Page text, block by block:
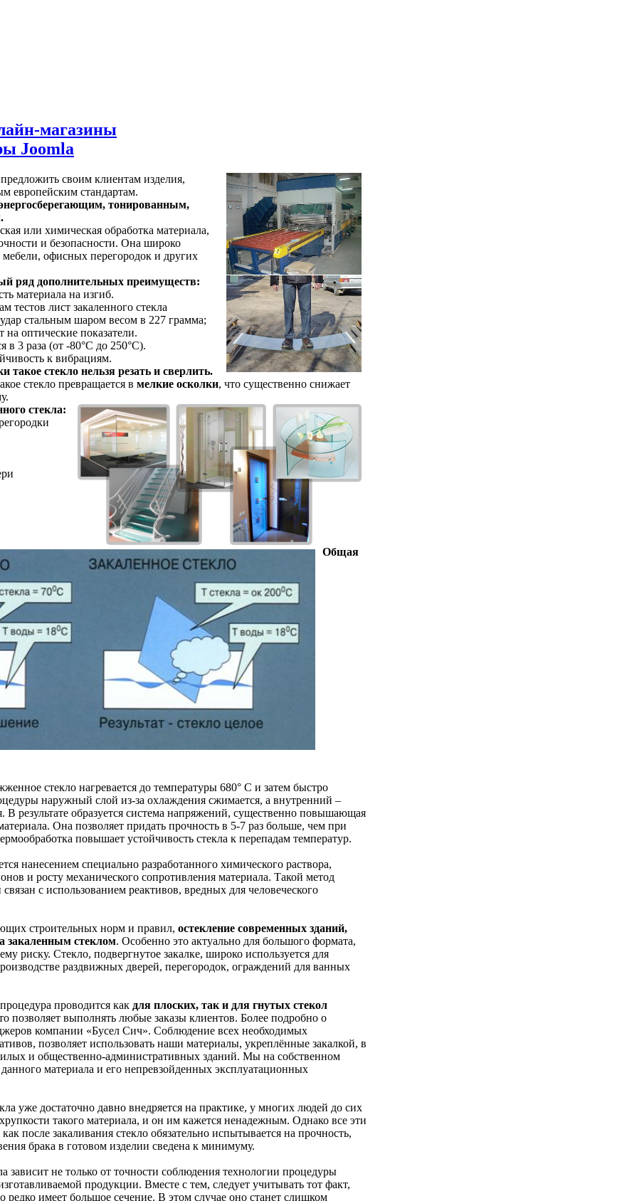
магазины
Joomla
предложить своим клиентам изделия,
европейским стандартам.
тонированным,
или химическая обработка материала,
и безопасности. Она широко
мебели, офисных перегородок и других
ряд дополнительных преимуществ:
материала на изгиб.
тестов лист закаленного стекла
стальным шаром весом в 227 грамма;
на оптические показатели.
в 3 раза (от -80°С до 250°С).
к вибрациям.
такое стекло нельзя резать и сверлить.
стекло превращается в мелкие осколки, что существенно снижает
стекла:
Общая
стекло нагревается до температуры 680° C и затем быстро
наружный слой из-за охлаждения сжимается, а внутренний –
В результате образуется система напряжений, существенно повышающая
Она позволяет придать прочность в 5-7 раз больше, чем при
повышает устойчивость стекла к перепадам температур.
нанесением специально разработанного химического раствора,
и росту механического сопротивления материала. Такой метод
с использованием реактивов, вредных для человеческого
строительных норм и правил, остекление современных зданий,
закаленным стеклом. Особенно это актуально для большого формата,
риску. Стекло, подвергнутое закалке, широко используется для
раздвижных дверей, перегородок, ограждений для ванных
проводится как для плоских, так и для гнутых стекол
позволяет выполнять любые заказы клиентов. Более подробно о
компании «Бусел Сич». Соблюдение всех необходимых
позволяет использовать наши материалы, укреплённые закалкой, в
и общественно-административных зданий. Мы на собственном
материала и его непревзойденных эксплуатационных
уже достаточно давно внедряется на практике, у многих людей до сих
такого материала, и он им кажется ненадежным. Однако все эти
после закаливания стекло обязательно испытывается на прочность,
брака в готовом изделии сведена к минимуму.
зависит не только от точности соблюдения технологии процедуры
продукции. Вместе с тем, следует учитывать тот факт,
редко имеет большое сечение. В этом случае оно станет слишком